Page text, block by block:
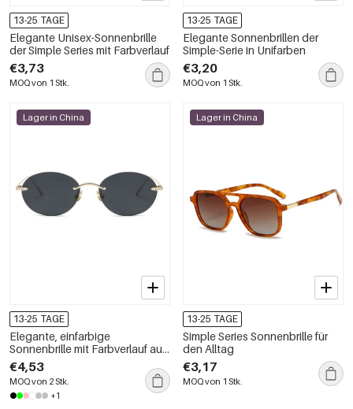
13-25 TAGE
Elegante Unisex-Sonnenbrille
der Simple Series mit Farbverlauf
€3,73
MOQ von 1 Stk.
13-25 TAGE
Elegante Sonnenbrillen der
Simple-Serie in Unifarben
€3,20
MOQ von 1 Stk.
Lager in China
13-25 TAGE
Elegante, einfarbige
Sonnenbrille mit Farbverlauf aus
der Simple Series für Damen
€4,53
MOQ von 2 Stk.
+1
Lager in China
13-25 TAGE
Simple Series Sonnenbrille für
den Alltag
€3,17
MOQ von 1 Stk.